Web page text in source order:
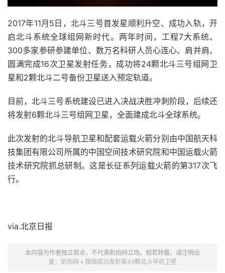
2017年11月5日，北斗三号首发星顺利升空、成功入轨，开
启北斗系统全球组网新时代。两年时间，工程7大系统、
300多家参研参建单位、数万名科研人员心连心、肩并肩、
圆满完成16次卫星发射任务，成功将24颗北斗三号组网卫
星和2颗北斗二号备份卫星送入预定轨道。
目前，北斗三号系统建设已进入决战决胜冲刺阶段，后续还
将发射6颗北斗三号组网卫星，全面建成北斗全球系统。
此次发射的北斗导航卫星和配套运载火箭分别由中国航天科
技集团有限公司所属的中国空间技术研究院和中国运载火箭
技术研究院抓总研制。这是长征系列运载火箭的第317次飞
行。
via.北京日报
本内容为作者独立观点，不代表航拍网立场。如若转载，请注明出
处： 航拍网 » 我国成功发射第49颗北斗导航卫星